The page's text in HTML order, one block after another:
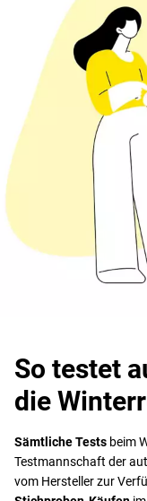
So testet
die
Sämtliche Tests beim
Testmannschaft der
vom Hersteller zur